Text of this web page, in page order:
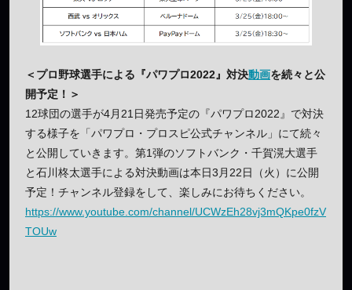
＜プロ野球選手による『パワプロ2022』対決動画を続々と公
開予定！＞
12球団の選手が4月21日発売予定の『パワプロ2022』で対決
する様子を「パワプロ・プロスピ公式チャンネル」にて続々
と公開していきます。第1弾のソフトバンク・千賀滉大選手
と石川柊太選手による対決動画は本日3月22日（火）に公開
予定！チャンネル登録をして、楽しみにお待ちください。
https://www.youtube.com/channel/UCWzEh28vj3mQKpe0fzV
TOUw